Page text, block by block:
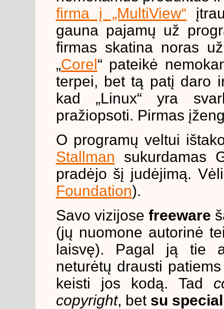
firma į „MultiView“
gauna pajamų už
firmas skatina noras
„Corel “ pateikė
terpei, bet tą patį daro
kad „Linux“ yra
pražiopsoti. Pirmas
O programų veltui
Stallman sukurdamas
pradėjo šį judėjimą.
Foundation).
Savo vizijose freeware
(jų nuomone autorinė
laisvę). Pagal ją tie
neturėtų drausti
keisti jos kodą. Tad
copyright, bet su